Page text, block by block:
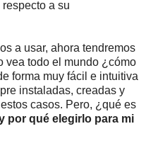
a su
a usar, ahora tendremos
vea todo el mundo ¿cómo
forma muy fácil e intuitiva
instaladas, creadas y
casos. Pero, ¿qué es
por qué elegirlo para mi